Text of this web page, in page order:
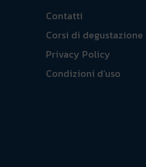
Contatti
Corsi di degustazione
Privacy Policy
Condizioni d’uso